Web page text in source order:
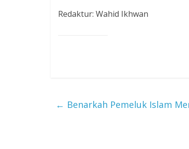
Redaktur: Wahid Ikhwan
← Benarkah Pemeluk Islam